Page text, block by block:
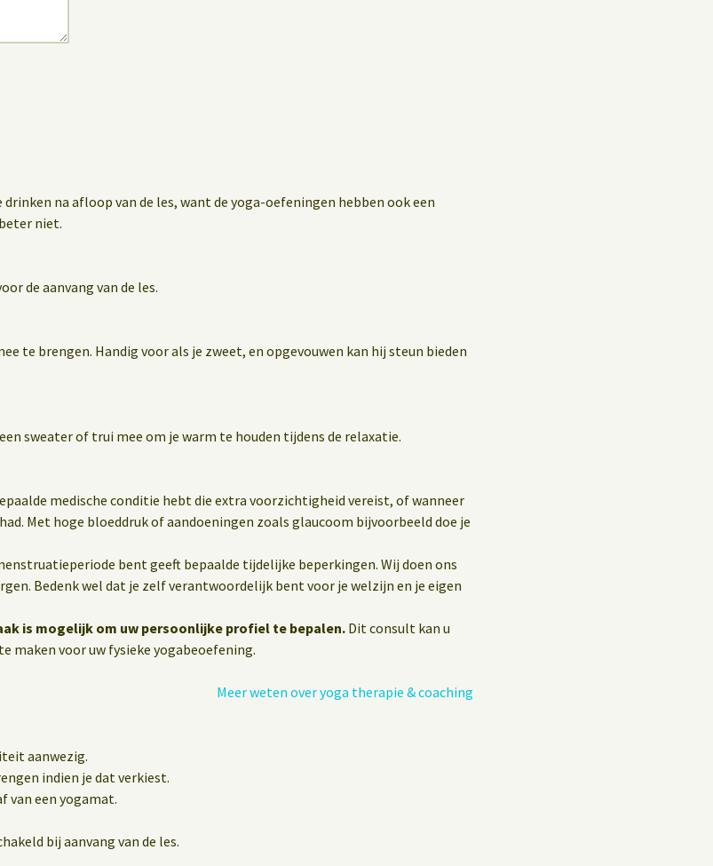
na afloop van de les, want de yoga-oefeningen hebben ook een
niet.
de aanvang van de les.
te brengen. Handig voor als je zweet, en opgevouwen kan hij steun bieden
sweater of trui mee om je warm te houden tijdens de relaxatie.
medische conditie hebt die extra voorzichtigheid vereist, of wanneer
Met hoge bloeddruk of aandoeningen zoals glaucoom bijvoorbeeld doe je
bent geeft bepaalde tijdelijke beperkingen. Wij doen ons
Bedenk wel dat je zelf verantwoordelijk bent voor je welzijn en je eigen
is mogelijk om uw persoonlijke profiel te bepalen. Dit consult kan u
maken voor uw fysieke yogabeoefening.
Meer weten over yoga therapie & coaching
aanwezig.
indien je dat verkiest.
van een yogamat.
bij aanvang van de les.